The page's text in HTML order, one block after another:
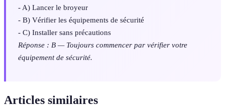
- A) Lancer le broyeur
- B) Vérifier les équipements de sécurité
- C) Installer sans précautions
Réponse : B — Toujours commencer par vérifier votre
équipement de sécurité.
Articles similaires